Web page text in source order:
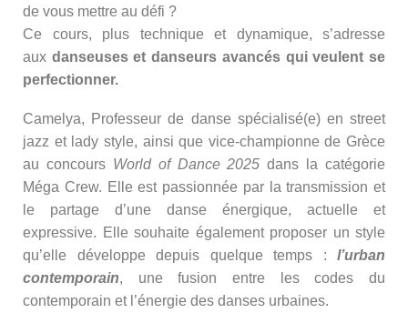
de vous mettre au défi ?
Ce cours, plus technique et dynamique, s’adresse
aux danseuses et danseurs avancés qui veulent se
perfectionner.
Camelya, Professeur de danse spécialisé(e) en street
jazz et lady style, ainsi que vice-championne de Grèce
au concours World of Dance 2025 dans la catégorie
Méga Crew. Elle est passionnée par la transmission et
le partage d’une danse énergique, actuelle et
expressive. Elle souhaite également proposer un style
qu’elle développe depuis quelque temps : l’urban
contemporain, une fusion entre les codes du
contemporain et l’énergie des danses urbaines.